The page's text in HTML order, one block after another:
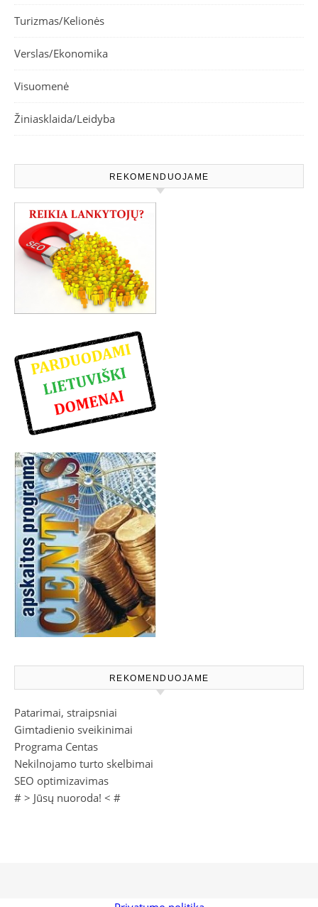
Turizmas/Kelionės
Verslas/Ekonomika
Visuomenė
Žiniasklaida/Leidyba
REKOMENDUOJAME
REKOMENDUOJAME
Patarimai, straipsniai
Gimtadienio sveikinimai
Programa Centas
Nekilnojamo turto skelbimai
SEO optimizavimas
# > Jūsų nuoroda! < #